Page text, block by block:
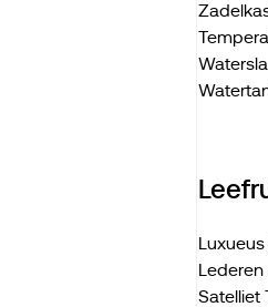
Lederen
Satelliet